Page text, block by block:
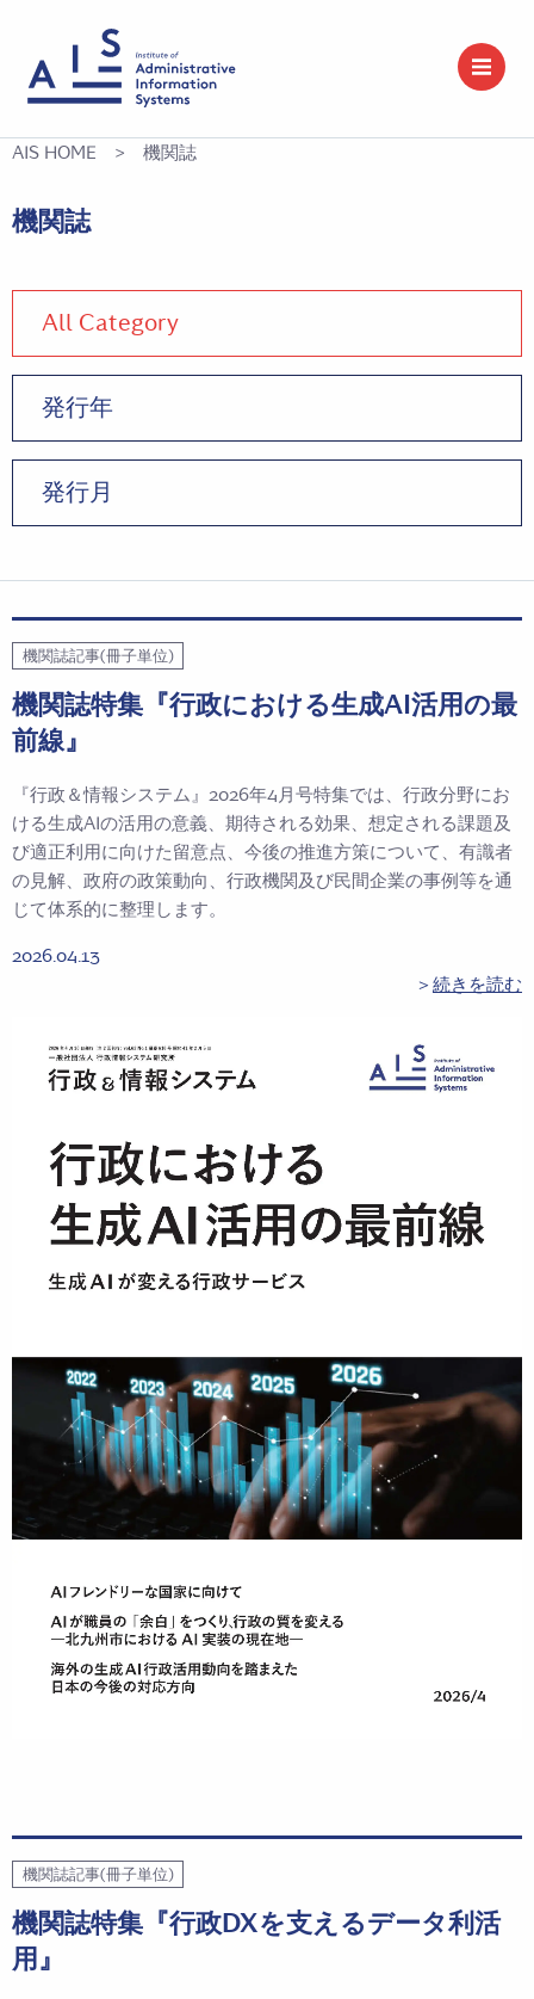
AIS HOME > 機関誌
機関誌
機関誌記事(冊子単位)
機関誌特集『行政における生成AI活用の最
前線』
『行政＆情報システム』2026年4月号特集では、行政分野にお
ける生成AIの活用の意義、期待される効果、想定される課題及
び適正利用に向けた留意点、今後の推進方策について、有識者
の見解、政府の政策動向、行政機関及び民間企業の事例等を通
じて体系的に整理します。
2026.04.13
＞ 続きを読む
機関誌記事(冊子単位)
機関誌特集『行政DXを支えるデータ利活
用』